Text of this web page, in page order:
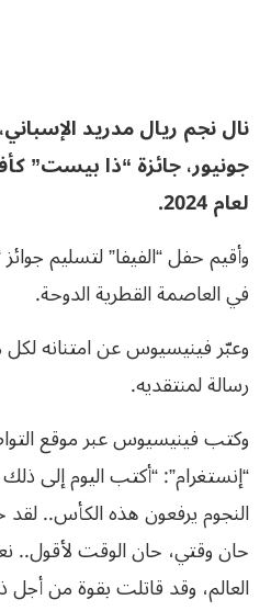
نال نجم ريال مدريد
جونيور، جائزة “ذا بيست”
لعام 2024.
وأقيم حفل “الفيفا” لتسليم
في العاصمة القطرية الدوحة.
وعبّر فينيسيوس عن امتنانه
رسالة لمنتقديه.
وكتب فينيسيوس عبر موقع
“إنستغرام”: “أكتب اليوم إلى
النجوم يرفعون هذه الكأس.. لقد
حان وقتي، حان الوقت لأقول..
العالم، وقد قاتلت بقوة من أجل